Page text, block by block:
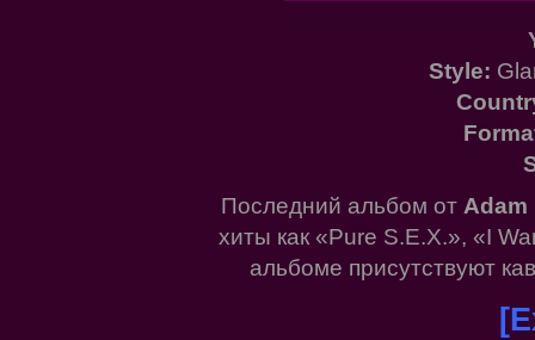
Style:
Последний альбом от Adam
хиты как «Pure S.E.X.», «I
альбоме присутствуют